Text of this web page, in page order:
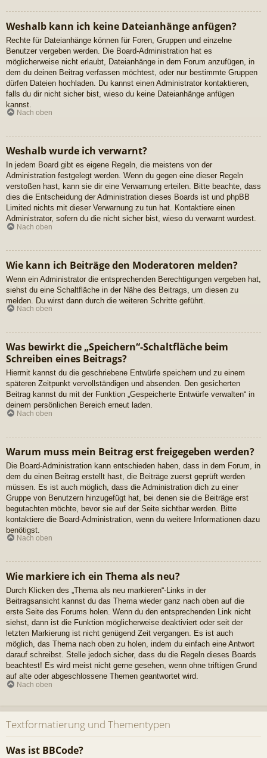
Weshalb kann ich keine Dateianhänge anfügen?
Rechte für Dateianhänge können für Foren, Gruppen und einzelne
Benutzer vergeben werden. Die Board-Administration hat es
möglicherweise nicht erlaubt, Dateianhänge in dem Forum anzufügen, in
dem du deinen Beitrag verfassen möchtest, oder nur bestimmte Gruppen
dürfen Dateien hochladen. Du kannst einen Administrator kontaktieren,
falls du dir nicht sicher bist, wieso du keine Dateianhänge anfügen
kannst.
Nach oben
Weshalb wurde ich verwarnt?
In jedem Board gibt es eigene Regeln, die meistens von der
Administration festgelegt werden. Wenn du gegen eine dieser Regeln
verstoßen hast, kann sie dir eine Verwarnung erteilen. Bitte beachte, dass
dies die Entscheidung der Administration dieses Boards ist und phpBB
Limited nichts mit dieser Verwarnung zu tun hat. Kontaktiere einen
Administrator, sofern du die nicht sicher bist, wieso du verwarnt wurdest.
Nach oben
Wie kann ich Beiträge den Moderatoren melden?
Wenn ein Administrator die entsprechenden Berechtigungen vergeben hat,
siehst du eine Schaltfläche in der Nähe des Beitrags, um diesen zu
melden. Du wirst dann durch die weiteren Schritte geführt.
Nach oben
Was bewirkt die „Speichern“-Schaltfläche beim
Schreiben eines Beitrags?
Hiermit kannst du die geschriebene Entwürfe speichern und zu einem
späteren Zeitpunkt vervollständigen und absenden. Den gesicherten
Beitrag kannst du mit der Funktion „Gespeicherte Entwürfe verwalten“ in
deinem persönlichen Bereich erneut laden.
Nach oben
Warum muss mein Beitrag erst freigegeben werden?
Die Board-Administration kann entschieden haben, dass in dem Forum, in
dem du einen Beitrag erstellt hast, die Beiträge zuerst geprüft werden
müssen. Es ist auch möglich, dass die Administration dich zu einer
Gruppe von Benutzern hinzugefügt hat, bei denen sie die Beiträge erst
begutachten möchte, bevor sie auf der Seite sichtbar werden. Bitte
kontaktiere die Board-Administration, wenn du weitere Informationen dazu
benötigst.
Nach oben
Wie markiere ich ein Thema als neu?
Durch Klicken des „Thema als neu markieren“-Links in der
Beitragsansicht kannst du das Thema wieder ganz nach oben auf die
erste Seite des Forums holen. Wenn du den entsprechenden Link nicht
siehst, dann ist die Funktion möglicherweise deaktiviert oder seit der
letzten Markierung ist nicht genügend Zeit vergangen. Es ist auch
möglich, das Thema nach oben zu holen, indem du einfach eine Antwort
darauf schreibst. Stelle jedoch sicher, dass du die Regeln dieses Boards
beachtest! Es wird meist nicht gerne gesehen, wenn ohne triftigen Grund
auf alte oder abgeschlossene Themen geantwortet wird.
Nach oben
Textformatierung und Thementypen
Was ist BBCode?